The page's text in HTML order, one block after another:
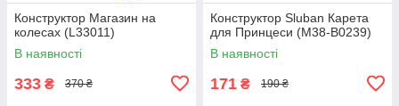
Конструктор Магазин на
колесах (L33011)
В наявності
333 ₴ 370 ₴
Конструктор Sluban Карета
для Принцеси (M38-B0239)
В наявності
171 ₴ 190 ₴